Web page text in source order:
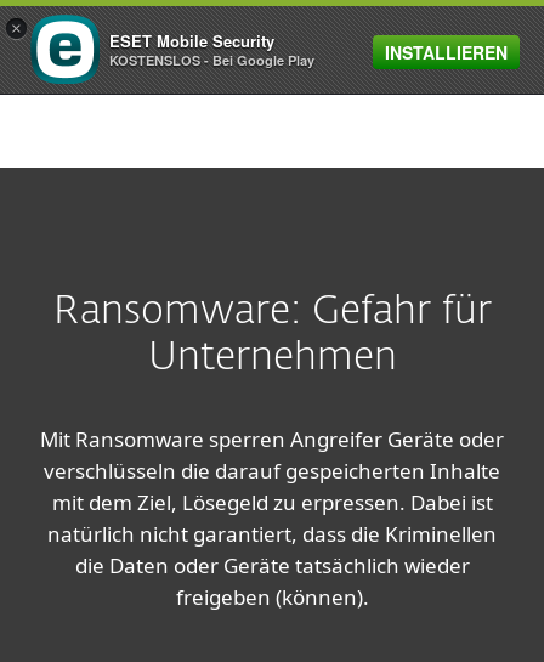
MENU
Ransomware: Gefahr für
Unternehmen
Mit Ransomware sperren Angreifer Geräte oder
verschlüsseln die darauf gespeicherten Inhalte
mit dem Ziel, Lösegeld zu erpressen. Dabei ist
natürlich nicht garantiert, dass die Kriminellen
die Daten oder Geräte tatsächlich wieder
freigeben (können).
×
ESET Mobile Security
KOSTENSLOS - Bei Google Play INSTALLIEREN